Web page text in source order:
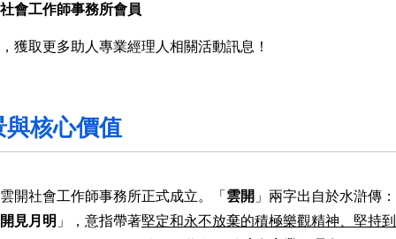
會工作師事務所會員
獲取更多助人專業經理人相關活動訊息！
與核心價值
開社會工作師事務所正式成立。「 雲開 」兩字出自於水滸傳
見月明 」，意指帶著堅定和永不放棄的積極樂觀精神、堅持